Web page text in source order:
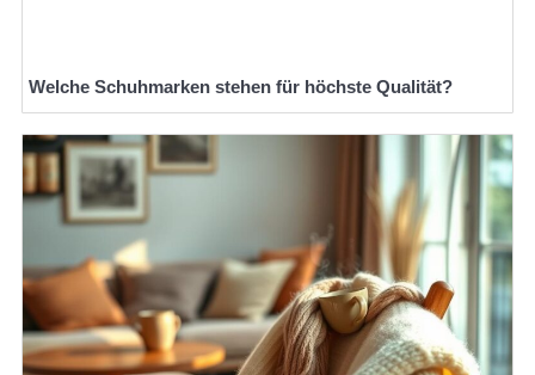
Welche Schuhmarken stehen für höchste Qualität?